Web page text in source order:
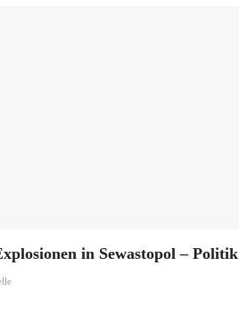
in Sewastopol – Politik